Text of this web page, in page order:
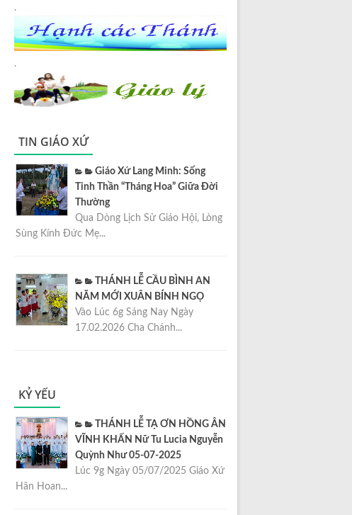
.
.
TIN GIÁO XỨ
Giáo Xứ Lang Minh: Sống
Tinh Thần “Tháng Hoa” Giữa Đời
Thường
Qua Dòng Lịch Sử Giáo Hội, Lòng
Sùng Kính Đức Mẹ...
THÁNH LỄ CẦU BÌNH AN
NĂM MỚI XUÂN BÍNH NGỌ
Vào Lúc 6g Sáng Nay Ngày
17.02.2026 Cha Chánh...
KỶ YẾU
THÁNH LỄ TẠ ƠN HỒNG ÂN
VĨNH KHẤN Nữ Tu Lucia Nguyễn
Quỳnh Như 05-07-2025
Lúc 9g Ngày 05/07/2025 Giáo Xứ
Hân Hoan...